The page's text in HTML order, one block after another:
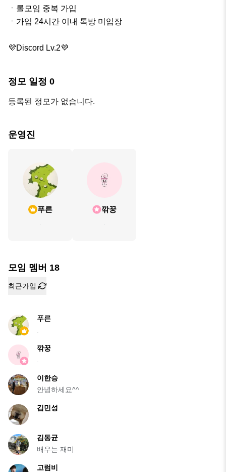
ㆍ롤모임 중복 가입
ㆍ가입 24시간 이내 톡방 미입장
💜Discord Lv.2💜
정모 일정 0
등록된 정모가 없습니다.
운영진
푸른 깎꿍
모임 멤버 18
최근가입
푸른
깎꿍
이한승
안녕하세요^^
김민성
김동균
배우는 재미
고럼비